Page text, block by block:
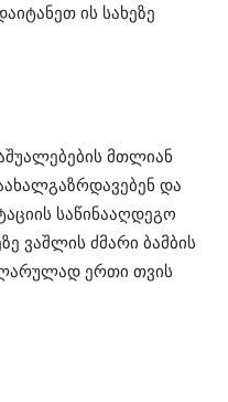
ის სახეზე
მთლიან
და
საწინააღდეგო
ვაშლის ძმარი ბამბის
ერთი თვის